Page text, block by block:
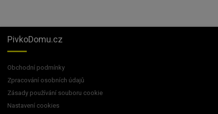
PivkoDomu.cz
Obchodní podmínky
Zpracování osobních údajů
Zásady používání souboru cookie
Nastavení cookies